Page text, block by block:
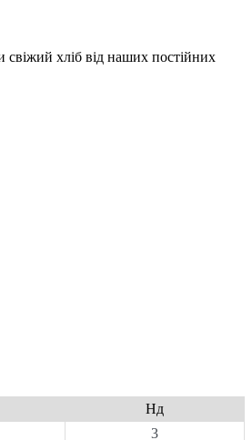
хліб від наших постійних
Нд
3